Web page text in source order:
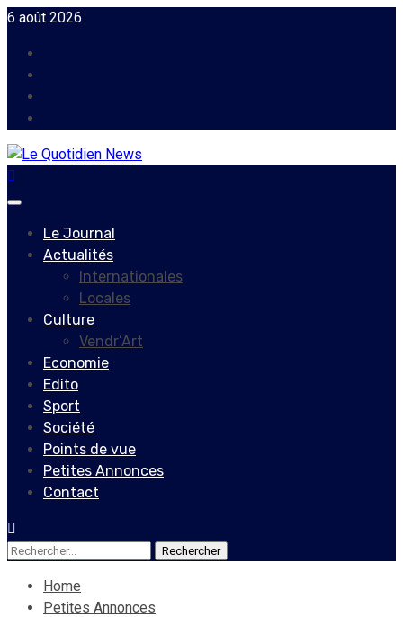
Skip
content
6 août 2026
Primary
Le Journal
Actualités
Internationales
Locales
Culture
Vendr’Art
Economie
Edito
Sport
Société
Points de vue
Petites Annonces
Contact
Rechercher :
Home
Petites Annonces